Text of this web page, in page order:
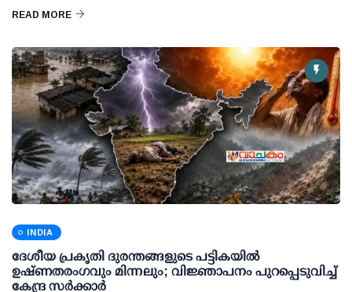
READ MORE
INDIA
ദേശീയ പ്രകൃതി ദുരന്തങ്ങളുടെ പട്ടികയില്‍
ഉഷ്ണതരംഗവും മിന്നലും; വിജ്ഞാപനം പുറപ്പെടുവിച്ച്
കേന്ദ്ര സര്‍ക്കാര്‍